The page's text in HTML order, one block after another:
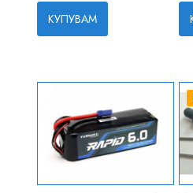
КУПУВАМ